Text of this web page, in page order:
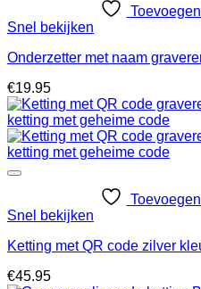
Snel bekijken
Onderzetter met naam
€19.95
Snel bekijken
Ketting met QR code zilver
€45.95